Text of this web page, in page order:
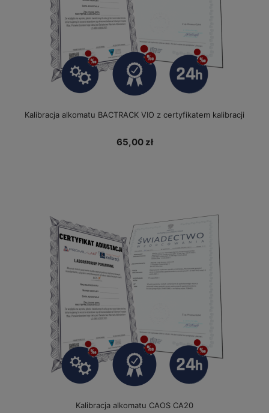
Kalibracja alkomatu BACTRACK VIO z certyfikatem kalibracji
65,00 zł
Kalibracja alkomatu CAOS CA20